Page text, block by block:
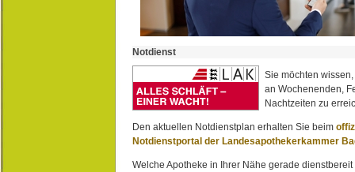
Notdienst
Sie möchten
an Wochenenden,
Nachtzeiten zu
Den aktuellen Notdienstplan erhalten Sie beim
Notdienstportal der Landesapothekerkammer
Welche Apotheke in Ihrer Nähe gerade